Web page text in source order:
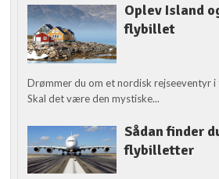
Oplev Island
flybillet
Drømmer du om et nordisk rejseeventyr
Skal det være den mystiske...
Sådan finder
flybilletter